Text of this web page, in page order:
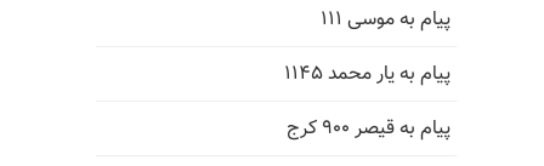
پیام به موسی ۱۱۱
پیام به یار محمد ۱۱۴۵
پیام به قیصر ۹۰۰ کرج